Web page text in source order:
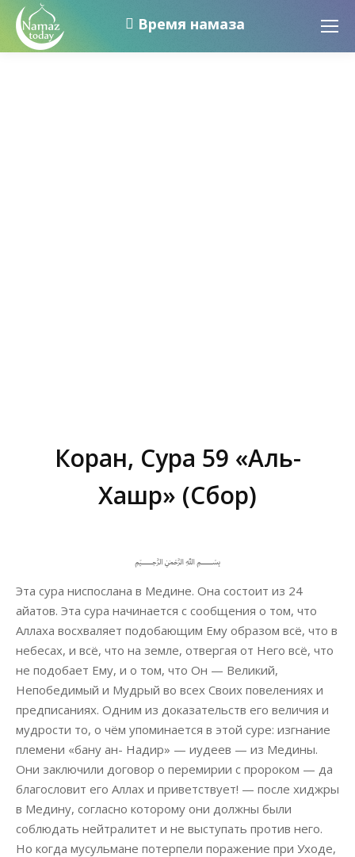
Время намаза
Коран, Сура 59 «Аль-
Хашр» (Сбор)
﷽
Эта сура ниспослана в Медине. Она состоит из 24
айатов. Эта сура начинается с сообщения о том, что
Аллаха восхваляет подобающим Ему образом всё, что в
небесах, и всё, что на земле, отвергая от Него всё, что
не подобает Ему, и о том, что Он — Великий,
Непобедимый и Мудрый во всех Своих повелениях и
предписаниях. Одним из доказательств его величия и
мудрости то, о чём упоминается в этой суре: изгнание
племени «бану ан- Надир» — иудеев — из Медины.
Они заключили договор о перемирии с пророком — да
благословит его Аллах и приветствует! — после хиджры
в Медину, согласно которому они должны были
соблюдать нейтралитет и не выступать против него.
Но когда мусульмане потерпели поражение при Уходе,